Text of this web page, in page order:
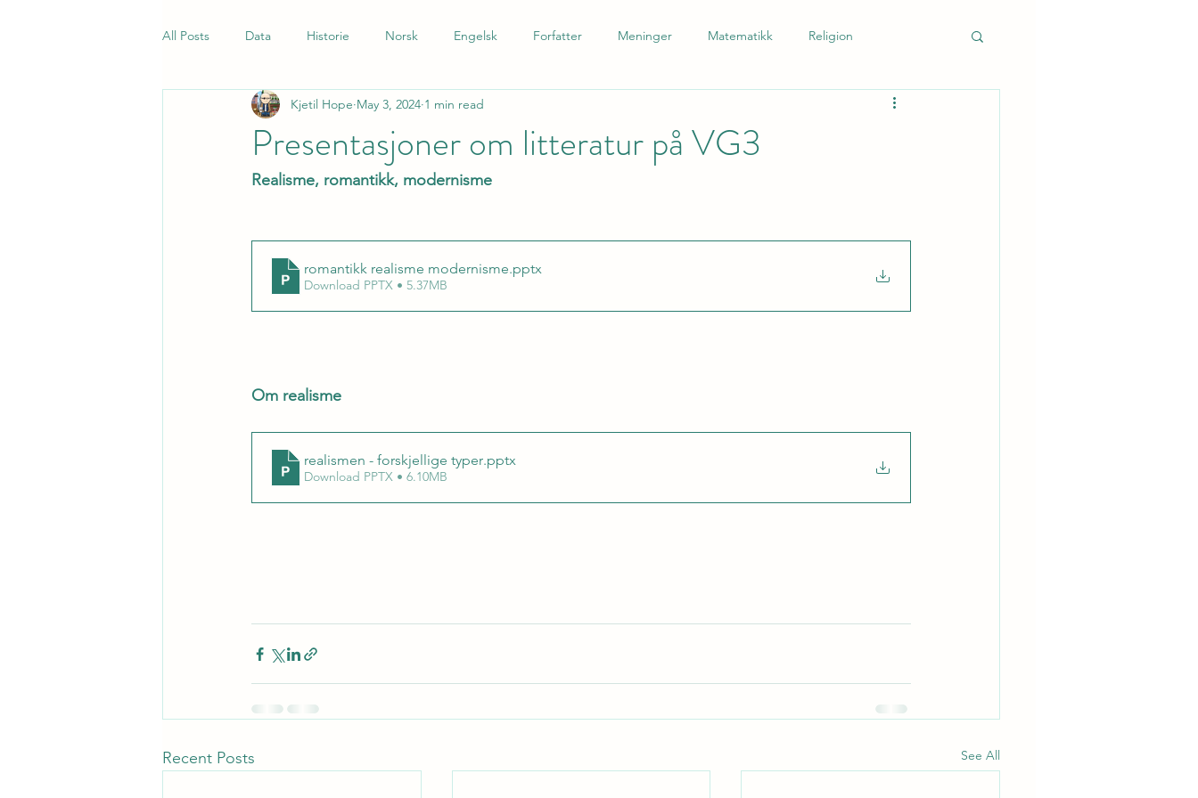
All Posts Data Historie Norsk Engelsk Forfatter Meninger Matematikk Religion
Samfunnsfag Quiz Norsk som andrespråk
Presentasjoner om litteratur på VG3
Kjetil Hope May 3, 2024 1 min read
Realisme, romantikk, modernisme
romantikk realisme modernisme.pptx
Download PPTX • 5.37MB
Om realisme
realismen - forskjellige typer.pptx
Download PPTX • 6.10MB
Recent Posts See All